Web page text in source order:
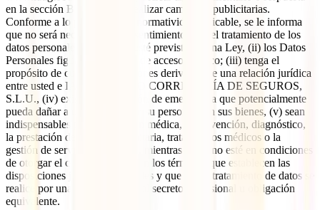
en la sección Blog; y/o (iii) realizar campañas publicitarias.
Conforme a lo previsto en la normatividad aplicable, se le informa
que no será necesario su consentimiento para el tratamiento de los
datos personales cuando: (i) esté previsto en una Ley, (ii) los Datos
Personales figuren en fuentes de acceso público; (iii) tenga el
propósito de cumplir obligaciones derivadas de una relación jurídica
entre usted e IATI CALZADO CORREDURÍA DE SEGUROS,
S.L.U., (iv) exista una situación de emergencia que potencialmente
pueda dañar a un individuo en su persona o en sus bienes, (v) sean
indispensables para la atención médica, la prevención, diagnóstico,
la prestación de asistencia sanitaria, tratamientos médicos o la
gestión de servicios sanitarios, mientras usted no esté en condiciones
de otorgar el consentimiento, en los términos que establecen las
disposiciones jurídicas aplicables y que dicho tratamiento de datos se
realice por una persona sujeta al secreto profesional u obligación
equivalente.